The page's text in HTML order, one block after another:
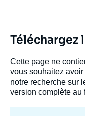
Téléchargez
Cette page ne
vous souhaitez
notre recherche sur
version complète au